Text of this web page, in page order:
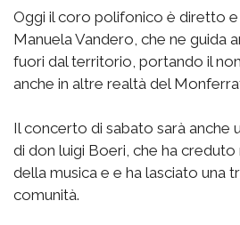
Oggi il coro polifonico è diretto
Manuela Vandero, che ne guida
fuori dal territorio, portando il
anche in altre realtà del
Il concerto di sabato sarà anche
di don luigi Boeri, che ha
della musica e e ha lasciato una
comunità.